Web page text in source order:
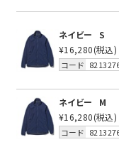
ネイビー
S
¥16,280(税込)
コード
ネイビー
M
¥16,280(税込)
コード